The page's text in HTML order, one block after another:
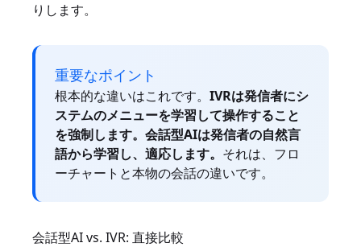
りします。
重要なポイント
根本的な違いはこれです。 IVRは発信者にシ
ステムのメニューを学習して操作すること
を強制します。会話型AIは発信者の自然言
語から学習し、適応します。 それは、フロ
ーチャートと本物の会話の違いです。
会話型AI vs. IVR: 直接比較